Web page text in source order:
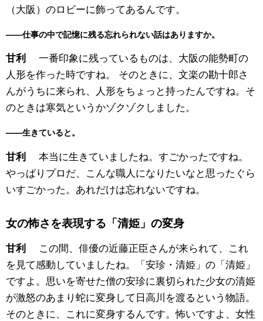
（大阪）のロビーに飾ってあるんです。
——仕事の中で記憶に残る忘れられない話はありますか。
甘利
一番印象に残っているものは、大阪の能勢町の
人形を作った時ですね。 そのときに、文楽の勘十郎さ
んがうちに来られ、人形をちょっと持ったんですね。そ
のときは寒気というかゾクゾクしました。
——生きていると。
甘利
本当に生きていましたね。すごかったですね。
やっぱりプロだ、こんな職人になりたいなと思ったぐら
いすごかった。あれだけは忘れないですね。
女の怖さを表現する「清姫」の変身
甘利
この間、俳優の近藤正臣さんが来られて、これ
を見て感動していましたね。「安珍・清姫」の「清姫」
ですよ。思いを寄せた僧の安珍に裏切られた少女の清姫
が激怒のあまり蛇に変身して日高川を渡るという物語。
そのときに、これに変身するんです。怖いですよ、女性